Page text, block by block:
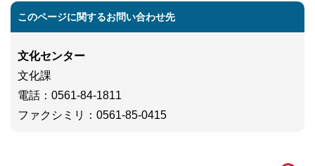
このページに関するお問い合わせ先
文化センター
文化課
電話 ：0561-84-1811
ファクシミリ
：0561-85-0415